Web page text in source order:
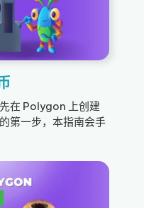
在 Polygon 上创建
第一步，本指南会手